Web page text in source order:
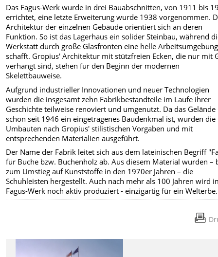
Das Fagus-Werk wurde in drei Bauabschnitten, von 1911 bis
errichtet, eine letzte Erweiterung wurde 1938 vorgenommen.
Architektur der einzelnen Gebäude orientiert sich an deren
Funktion. So ist das Lagerhaus ein solider Steinbau, während
Werkstatt durch große Glasfronten eine helle Arbeitsumgebung
schafft. Gropius' Architektur mit stützfreien Ecken, die nur mit
verhängt sind, stehen für den Beginn der modernen
Skelettbauweise.
Aufgrund industrieller Innovationen und neuer Technologien
wurden die insgesamt zehn Fabrikbestandteile im Laufe ihrer
Geschichte teilweise renoviert und umgenutzt. Da das Gelände
schon seit 1946 ein eingetragenes Baudenkmal ist, wurden die
Umbauten nach Gropius' stilistischen Vorgaben und mit
entsprechenden Materialien ausgeführt.
Der Name der Fabrik leitet sich aus dem lateinischen Begriff
für Buche bzw. Buchenholz ab. Aus diesem Material wurden –
zum Umstieg auf Kunststoffe in den 1970er Jahren – die
Schuhleisten hergestellt. Auch nach mehr als 100 Jahren wird
Fagus-Werk noch aktiv produziert - einzigartig für ein Welterbe.